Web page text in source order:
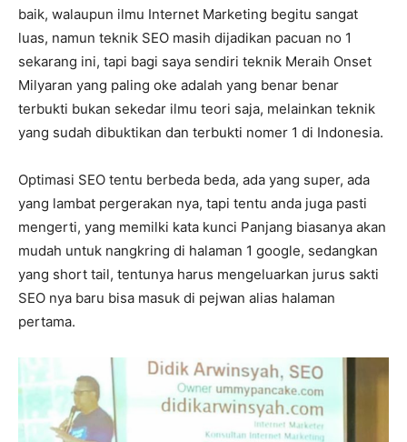
baik, walaupun ilmu Internet Marketing begitu sangat
luas, namun teknik SEO masih dijadikan pacuan no 1
sekarang ini, tapi bagi saya sendiri teknik Meraih Onset
Milyaran yang paling oke adalah yang benar benar
terbukti bukan sekedar ilmu teori saja, melainkan teknik
yang sudah dibuktikan dan terbukti nomer 1 di Indonesia.
Optimasi SEO tentu berbeda beda, ada yang super, ada
yang lambat pergerakan nya, tapi tentu anda juga pasti
mengerti, yang memilki kata kunci Panjang biasanya akan
mudah untuk nangkring di halaman 1 google, sedangkan
yang short tail, tentunya harus mengeluarkan jurus sakti
SEO nya baru bisa masuk di pejwan alias halaman
pertama.